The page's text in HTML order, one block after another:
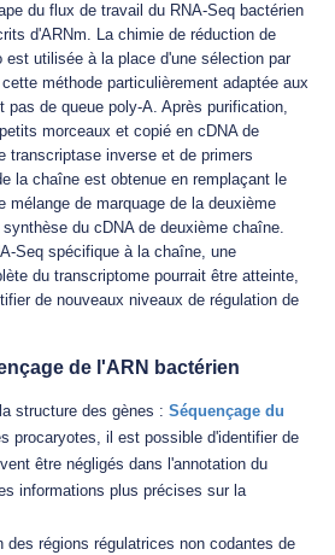
du flux de travail du RNA-Seq bactérien
d'ARNm. La chimie de réduction de
est utilisée à la place d'une sélection par
méthode particulièrement adaptée aux
pas de queue poly-A. Après purification,
morceaux et copié en cDNA de
transcriptase inverse et de primers
la chaîne est obtenue en remplaçant le
mélange de marquage de la deuxième
du cDNA de deuxième chaîne.
Seq spécifique à la chaîne, une
du transcriptome pourrait être atteinte,
de nouveaux niveaux de régulation de
de l'ARN bactérien
structure des gènes : Séquençage du
procaryotes, il est possible d'identifier de
être négligés dans l'annotation du
informations plus précises sur la
des régions régulatrices non codantes de